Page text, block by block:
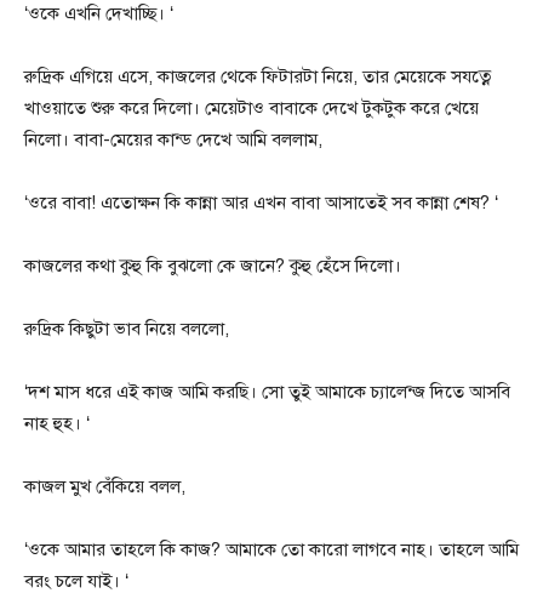
‘ওকে এখনি দেখাচ্ছি। ‘
রুদ্রিক এগিয়ে এসে, কাজলের থেকে ফিটারটা নিয়ে, তার মেয়েকে সযত্নে
খাওয়াতে শুরু করে দিলো। মেয়েটাও বাবাকে দেখে টুকটুক করে খেয়ে
নিলো। বাবা-মেয়ের কান্ড দেখে আমি বললাম,
‘ওরে বাবা! এতোক্ষন কি কান্না আর এখন বাবা আসাতেই সব কান্না শেষ? ‘
কাজলের কথা কুহু কি বুঝলো কে জানে? কুহু হেঁসে দিলো।
রুদ্রিক কিছুটা ভাব নিয়ে বললো,
‘দশ মাস ধরে এই কাজ আমি করছি। সো তুই আমাকে চ্যালেন্জ দিতে আসবি
নাহ হুহ। ‘
কাজল মুখ বেঁকিয়ে বলল,
‘ওকে আমার তাহলে কি কাজ? আমাকে তো কারো লাগবে নাহ। তাহলে আমি
বরং চলে যাই। ‘